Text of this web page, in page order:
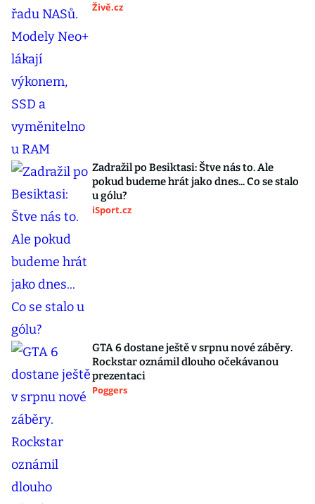
Živě.cz
Zadražil po Besiktasi: Štve nás to. Ale
pokud budeme hrát jako dnes... Co se stalo
u gólu?
iSport.cz
GTA 6 dostane ještě v srpnu nové záběry.
Rockstar oznámil dlouho očekávanou
prezentaci
Poggers